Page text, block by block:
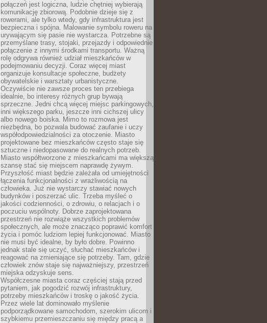
połączeń jest logiczna, ludzie chętniej wybierają
komunikację zbiorową. Podobnie dzieje się z
rowerami, ale tylko wtedy, gdy infrastruktura jest
bezpieczna i spójna. Malowanie symbolu roweru na
urywającym się pasie nie wystarcza. Potrzebne są
przemyślane trasy, stojaki, przejazdy i odpowiednie
połączenie z innymi środkami transportu. Ważną
rolę odgrywa również udział mieszkańców w
podejmowaniu decyzji. Coraz więcej miast
organizuje konsultacje społeczne, budżety
obywatelskie i warsztaty urbanistyczne.
Oczywiście nie zawsze proces ten przebiega
idealnie, bo interesy różnych grup bywają
sprzeczne. Jedni chcą więcej miejsc parkingowych,
inni większego parku, jeszcze inni cichszej ulicy
albo nowego boiska. Mimo to rozmowa jest
niezbędna, bo pozwala budować zaufanie i uczy
współodpowiedzialności za otoczenie. Miasto
projektowane bez mieszkańców często staje się
sztuczne i niedopasowane do realnych potrzeb.
Miasto współtworzone z mieszkańcami ma większą
szansę stać się miejscem naprawdę żywym.
Przyszłość miast będzie zależała od umiejętności
łączenia funkcjonalności z wrażliwością na
człowieka. Już nie wystarczy stawiać nowych
budynków i poszerzać ulic. Trzeba myśleć o
jakości codzienności, o zdrowiu, o relacjach i o
poczuciu wspólnoty. Dobrze zaprojektowana
przestrzeń nie rozwiąże wszystkich problemów
społecznych, ale może znacząco poprawić komfort
życia i pomóc ludziom lepiej funkcjonować. Miasto
nie musi być idealne, by było dobre. Powinno
jednak stale się uczyć, słuchać mieszkańców i
reagować na zmieniające się potrzeby. Tam, gdzie
człowiek znów staje się najważniejszy, przestrzeń
miejska odzyskuje sens.
Współczesne miasta coraz częściej stają przed
pytaniem, jak pogodzić rozwój infrastruktury,
potrzeby mieszkańców i troskę o jakość życia.
Przez wiele lat dominowało myślenie
podporządkowane samochodom, szerokim ulicom i
szybkiemu przemieszczaniu się między pracą a